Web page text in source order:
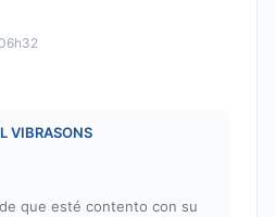
VIBRASONS
que esté contento con su